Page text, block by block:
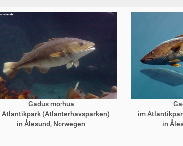
Gadus morhua
Atlantikpark (Atlanterhavsparken)
in Ålesund, Norwegen
im
in